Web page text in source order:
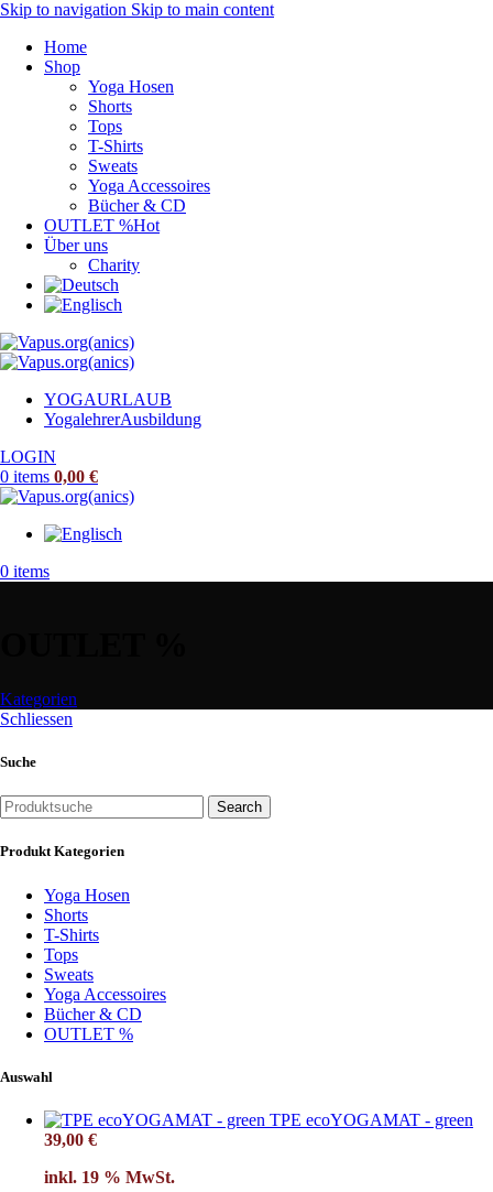
Skip to navigation Skip to main content
Home
Shop
Yoga Hosen
Shorts
Tops
T-Shirts
Sweats
Yoga Accessoires
Bücher & CD
OUTLET %Hot
Über uns
Charity
YOGAURLAUB
YogalehrerAusbildung
LOGIN
0 items 0,00 €
0 items
Kategorien
Schliessen
Suche
Search
Produkt Kategorien
Yoga Hosen
Shorts
T-Shirts
Tops
Sweats
Yoga Accessoires
Bücher & CD
OUTLET %
Auswahl
TPE ecoYOGAMAT - green
39,00 €
inkl. 19 % MwSt.